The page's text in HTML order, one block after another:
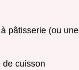
pâtisserie (ou
de cuisson